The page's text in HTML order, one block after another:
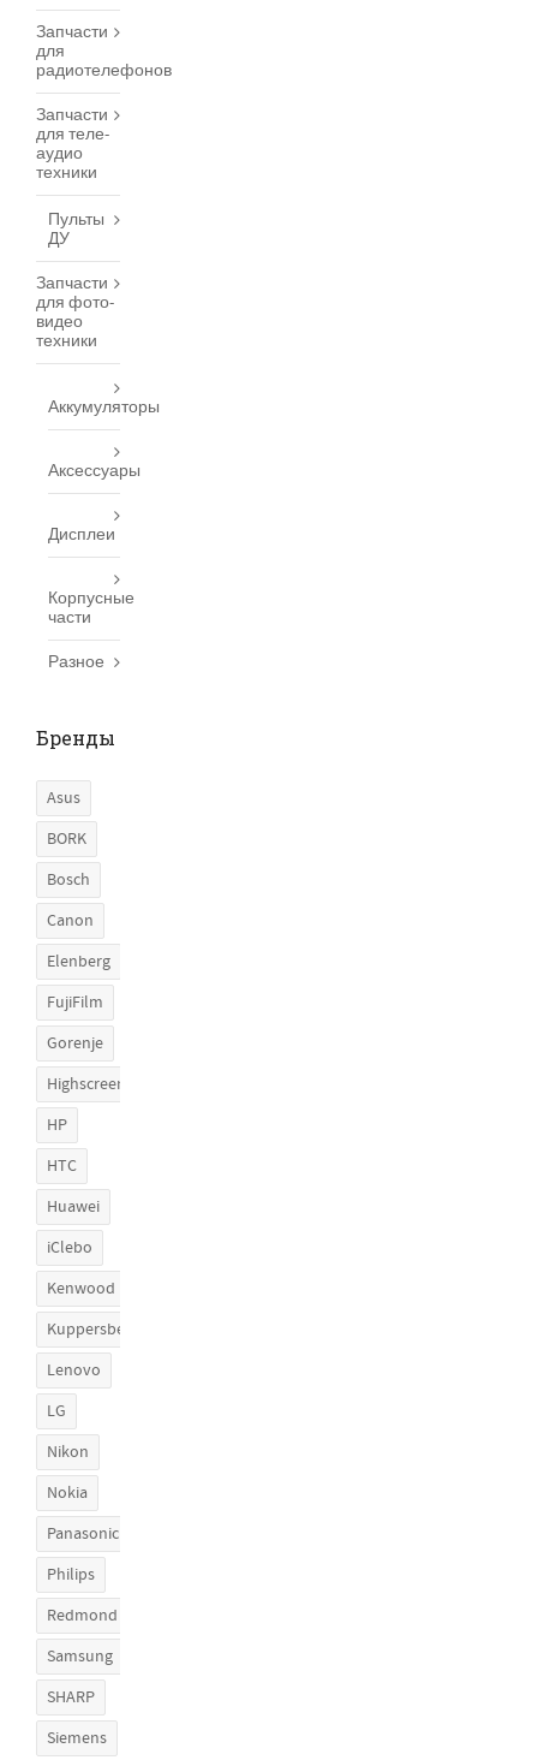
Запчасти
для
радиотелефонов
Запчасти
для теле-
аудио
техники
Пульты
ДУ
Запчасти
для фото-
видео
техники
Аккумуляторы
Аксессуары
Дисплеи
Корпусные
части
Разное
Бренды
Asus
BORK
Bosch
Canon
Elenberg
FujiFilm
Gorenje
Highscreen
HP
HTC
Huawei
iClebo
Kenwood
Kuppersberg
Lenovo
LG
Nikon
Nokia
Panasonic
Philips
Redmond
Samsung
SHARP
Siemens